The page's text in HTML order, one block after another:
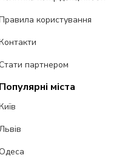
користування
партнером
Популярні міста